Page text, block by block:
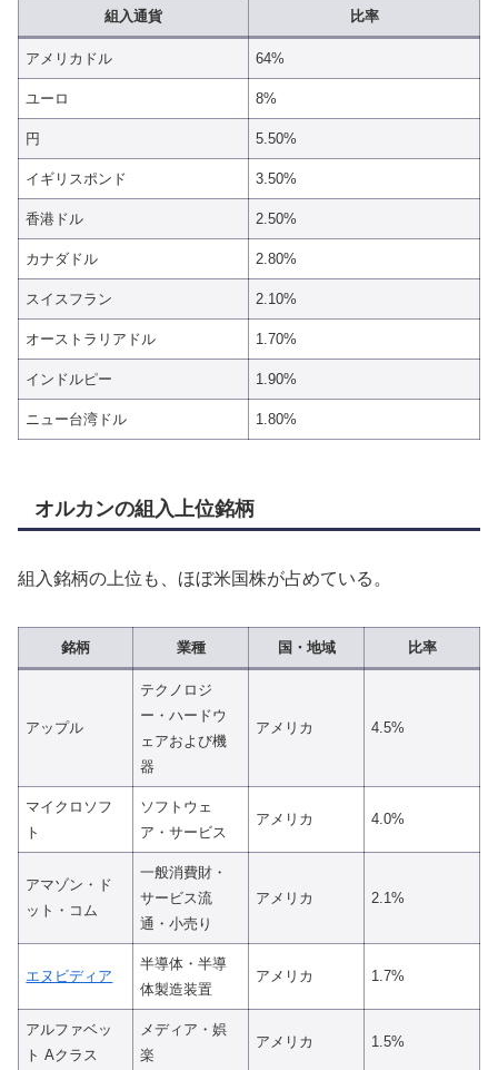
組入通貨 比率
アメリカドル 64%
ユーロ 8%
円 5.50%
イギリスポンド 3.50%
香港ドル 2.50%
カナダドル 2.80%
スイスフラン 2.10%
オーストラリアドル 1.70%
インドルピー 1.90%
ニュー台湾ドル 1.80%
オルカンの組入上位銘柄
組入銘柄の上位も、ほぼ米国株が占めている。
銘柄 業種 国・地域 比率
アップル
テクノロジ
ー・ハードウ
ェアおよび機
器
アメリカ 4.5%
マイクロソフ
ト
ソフトウェ
ア・サービス
アメリカ 4.0%
アマゾン・ド
ット・コム
一般消費財・
サービス流
通・小売り
アメリカ 2.1%
エヌビディア
半導体・半導
体製造装置
アメリカ 1.7%
アルファベッ
ト Aクラス
メディア・娯
楽
アメリカ 1.5%